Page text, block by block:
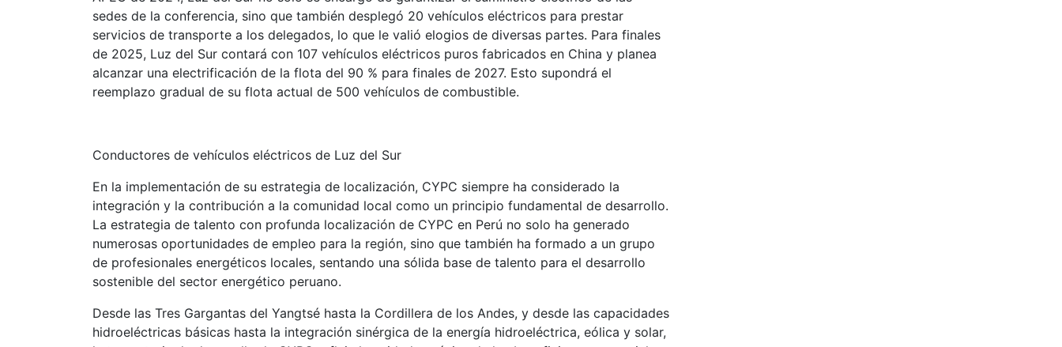
sedes de la conferencia, sino que también desplegó 20 vehículos eléctricos para prestar
servicios de transporte a los delegados, lo que le valió elogios de diversas partes. Para finales
de 2025, Luz del Sur contará con 107 vehículos eléctricos puros fabricados en China y planea
alcanzar una electrificación de la flota del 90 % para finales de 2027. Esto supondrá el
reemplazo gradual de su flota actual de 500 vehículos de combustible.
Conductores de vehículos eléctricos de Luz del Sur
En la implementación de su estrategia de localización, CYPC siempre ha considerado la
integración y la contribución a la comunidad local como un principio fundamental de desarrollo.
La estrategia de talento con profunda localización de CYPC en Perú no solo ha generado
numerosas oportunidades de empleo para la región, sino que también ha formado a un grupo
de profesionales energéticos locales, sentando una sólida base de talento para el desarrollo
sostenible del sector energético peruano.
Desde las Tres Gargantas del Yangtsé hasta la Cordillera de los Andes, y desde las capacidades
hidroeléctricas básicas hasta la integración sinérgica de la energía hidroeléctrica, eólica y solar,